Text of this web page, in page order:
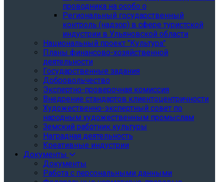
проводника на особо о
Региональный государственный
контроль (надзор) в сфере туристской
индустрии в Ульяновской области
Национальный проект "Культура"
Планы финансово-хозяйственной
деятельности
Государственные задания
Добровольчество
Экспертно-проверочная комиссия
Внедрение стандартов клиентоцентричности
Художественно-экспертный совет по
народным художественным промыслам
Земский работник культуры
Наградная деятельность
Креативные индустрии
Документы
Документы
Работа с персональными данными